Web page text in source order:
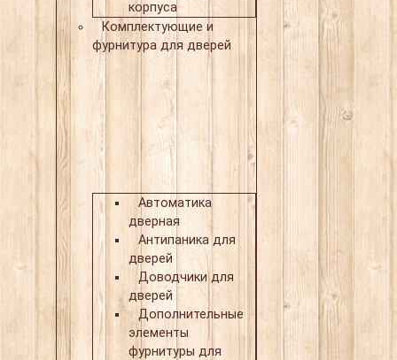
корпуса
Комплектующие и
фурнитура для дверей
Автоматика
дверная
Антипаника для
дверей
Доводчики для
дверей
Дополнительные
элементы
фурнитуры для